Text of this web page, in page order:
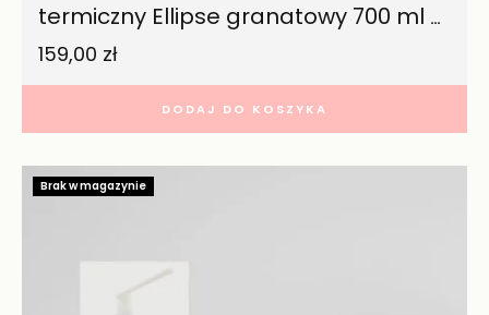
termiczny Ellipse granatowy 700 ml –
Mepal
159,00 zł
DODAJ DO KOSZYKA
Brak w magazynie